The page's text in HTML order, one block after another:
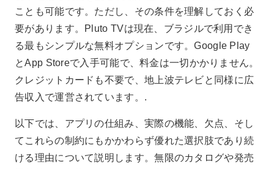
ことも可能です。ただし、その条件を理解しておく必
要があります。Pluto TVは現在、ブラジルで利用でき
る最もシンプルな無料オプションです。Google Play
とApp Storeで入手可能で、料金は一切かかりません。
クレジットカードも不要で、地上波テレビと同様に広
告収入で運営されています。.
以下では、アプリの仕組み、実際の機能、欠点、そし
てこれらの制約にもかかわらず優れた選択肢であり続
ける理由について説明します。無限のカタログや発売